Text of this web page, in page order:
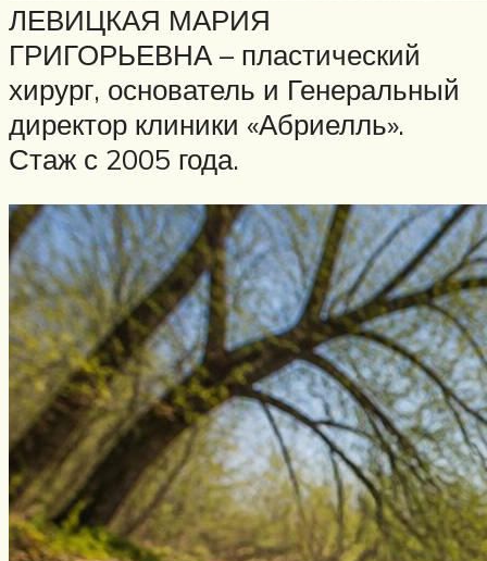
ЛЕВИЦКАЯ МАРИЯ
ГРИГОРЬЕВНА – пластический
хирург, основатель и Генеральный
директор клиники «Абриелль».
Стаж с 2005 года.